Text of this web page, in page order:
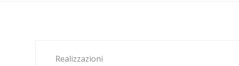
Realizzazioni